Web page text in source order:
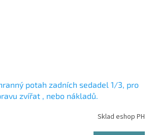
potah zadních sedadel 1/3, pro
zvířat , nebo nákladů.
Sklad eshop PH